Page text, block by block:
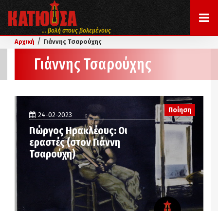
... βολή στους βολεμένους
Αρχική / Γιάννης Τσαρούχης
Γιάννης Τσαρούχης
Ποίηση
24-02-2023
Γιώργος Ηρακλέους: Οι
εραστές (στον Γιάννη
Τσαρούχη)